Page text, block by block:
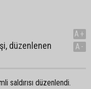
düzenlenen
A+
A-
saldırısı düzenlendi.